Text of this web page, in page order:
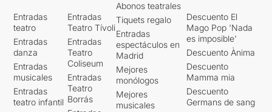
Entradas
teatro
Entradas
danza
Entradas
musicales
Entradas
teatro infantil
Entradas
Teatro Tívoli
Entradas
Teatro
Coliseum
Entradas
Teatro
Borrás
Abonos teatrales
Tiquets regalo
Entradas
espectáculos en
Madrid
Mejores
monólogos
Mejores
musicales
Descuento El
Mago Pop 'Nada
es imposible'
Descuento Ànima
Descuento
Mamma mia
Descuento
Germans de sang